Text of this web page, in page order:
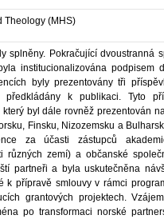
Theology (MHS)
splněny. Pokračující dvoustranná
institucionalizována podpisem
byly prezentovány tři
k publikaci. Tyto
byl dále rovněž prezentován
Finsku, Nizozemsku a
za účasti zástupců
různých zemí) a občanské
partneři a byla uskutečněna
k přípravě smlouvy v rámci
grantových projektech.
po transformaci norské